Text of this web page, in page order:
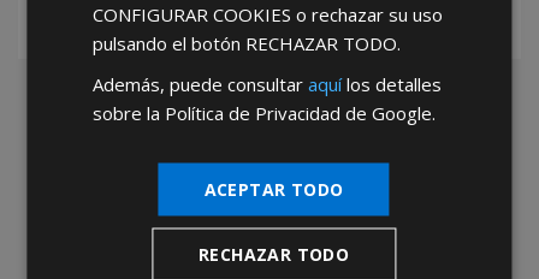
CONFIGURAR COOKIES o rechazar su uso
pulsando el botón RECHAZAR TODO.
Además, puede consultaraquílos detalles
sobre la Política de Privacidad de Google.
ACEPTAR TODO
RECHAZAR TODO